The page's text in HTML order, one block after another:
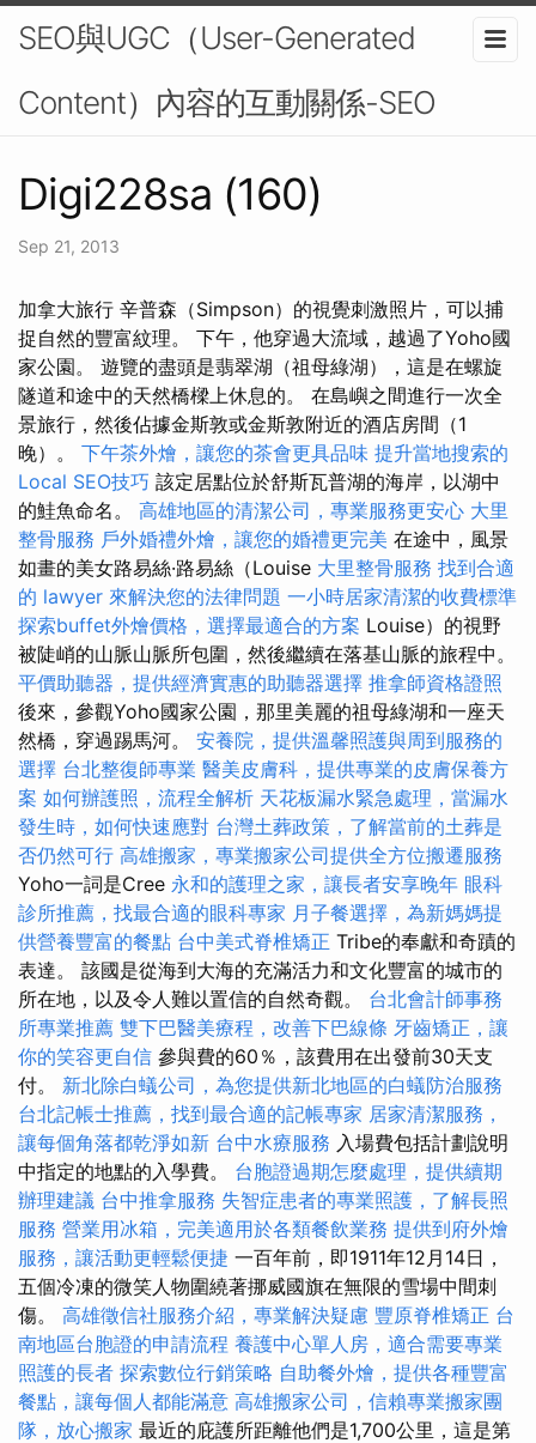
SEO與UGC（User-Generated
Content）內容的互動關係-SEO
Digi228sa (160)
Sep 21, 2013
加拿大旅行 辛普森（Simpson）的視覺刺激照片，可以捕
捉自然的豐富紋理。 下午，他穿過大流域，越過了Yoho國
家公園。 遊覽的盡頭是翡翠湖（祖母綠湖），這是在螺旋
隧道和途中的天然橋樑上休息的。 在島嶼之間進行一次全
景旅行，然後佔據金斯敦或金斯敦附近的酒店房間（1
晚）。 下午茶外燴，讓您的茶會更具品味 提升當地搜索的
Local SEO技巧 該定居點位於舒斯瓦普湖的海岸，以湖中
的鮭魚命名。 高雄地區的清潔公司，專業服務更安心 大里
整骨服務 戶外婚禮外燴，讓您的婚禮更完美 在途中，風景
如畫的美女路易絲·路易絲（Louise 大里整骨服務 找到合適
的 lawyer 來解決您的法律問題 一小時居家清潔的收費標準
探索buffet外燴價格，選擇最適合的方案 Louise）的視野
被陡峭的山脈山脈所包圍，然後繼續在落基山脈的旅程中。
平價助聽器，提供經濟實惠的助聽器選擇 推拿師資格證照
後來，參觀Yoho國家公園，那里美麗的祖母綠湖和一座天
然橋，穿過踢馬河。 安養院，提供溫馨照護與周到服務的
選擇 台北整復師專業 醫美皮膚科，提供專業的皮膚保養方
案 如何辦護照，流程全解析 天花板漏水緊急處理，當漏水
發生時，如何快速應對 台灣土葬政策，了解當前的土葬是
否仍然可行 高雄搬家，專業搬家公司提供全方位搬遷服務
Yoho一詞是Cree 永和的護理之家，讓長者安享晚年 眼科
診所推薦，找最合適的眼科專家 月子餐選擇，為新媽媽提
供營養豐富的餐點 台中美式脊椎矯正 Tribe的奉獻和奇蹟的
表達。 該國是從海到大海的充滿活力和文化豐富的城市的
所在地，以及令人難以置信的自然奇觀。 台北會計師事務
所專業推薦 雙下巴醫美療程，改善下巴線條 牙齒矯正，讓
你的笑容更自信 參與費的60％，該費用在出發前30天支
付。 新北除白蟻公司，為您提供新北地區的白蟻防治服務
台北記帳士推薦，找到最合適的記帳專家 居家清潔服務，
讓每個角落都乾淨如新 台中水療服務 入場費包括計劃說明
中指定的地點的入學費。 台胞證過期怎麼處理，提供續期
辦理建議 台中推拿服務 失智症患者的專業照護，了解長照
服務 營業用冰箱，完美適用於各類餐飲業務 提供到府外燴
服務，讓活動更輕鬆便捷 一百年前，即1911年12月14日，
五個冷凍的微笑人物圍繞著挪威國旗在無限的雪場中間刺
傷。 高雄徵信社服務介紹，專業解決疑慮 豐原脊椎矯正 台
南地區台胞證的申請流程 養護中心單人房，適合需要專業
照護的長者 探索數位行銷策略 自助餐外燴，提供各種豐富
餐點，讓每個人都能滿意 高雄搬家公司，信賴專業搬家團
隊，放心搬家 最近的庇護所距離他們是1,700公里，這是第